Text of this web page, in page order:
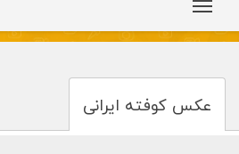
عکس کوفته ایرانی